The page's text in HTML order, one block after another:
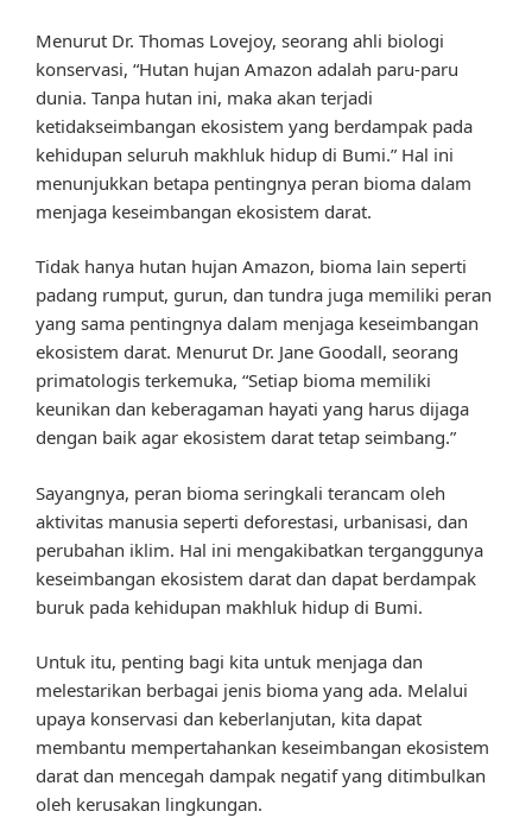
Menurut Dr. Thomas Lovejoy, seorang ahli biologi
konservasi, “Hutan hujan Amazon adalah paru-paru
dunia. Tanpa hutan ini, maka akan terjadi
ketidakseimbangan ekosistem yang berdampak pada
kehidupan seluruh makhluk hidup di Bumi.” Hal ini
menunjukkan betapa pentingnya peran bioma dalam
menjaga keseimbangan ekosistem darat.
Tidak hanya hutan hujan Amazon, bioma lain seperti
padang rumput, gurun, dan tundra juga memiliki peran
yang sama pentingnya dalam menjaga keseimbangan
ekosistem darat. Menurut Dr. Jane Goodall, seorang
primatologis terkemuka, “Setiap bioma memiliki
keunikan dan keberagaman hayati yang harus dijaga
dengan baik agar ekosistem darat tetap seimbang.”
Sayangnya, peran bioma seringkali terancam oleh
aktivitas manusia seperti deforestasi, urbanisasi, dan
perubahan iklim. Hal ini mengakibatkan terganggunya
keseimbangan ekosistem darat dan dapat berdampak
buruk pada kehidupan makhluk hidup di Bumi.
Untuk itu, penting bagi kita untuk menjaga dan
melestarikan berbagai jenis bioma yang ada. Melalui
upaya konservasi dan keberlanjutan, kita dapat
membantu mempertahankan keseimbangan ekosistem
darat dan mencegah dampak negatif yang ditimbulkan
oleh kerusakan lingkungan.